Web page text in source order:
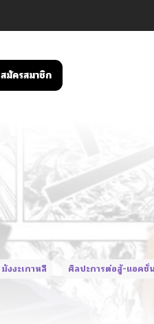
สมัครสมาชิก
มังงะเกาหลี
ศิลปะการต่อสู้-แอคชั่